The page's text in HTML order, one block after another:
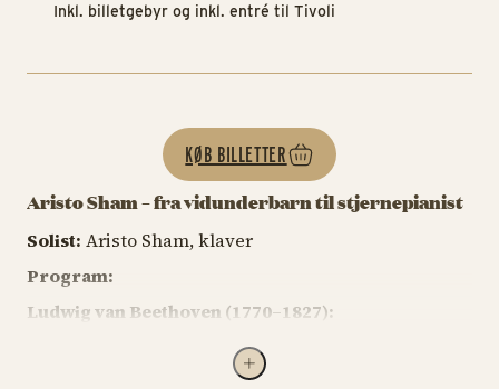
Aristo Sham – fra vidunderbarn til stjernepianist
Solist: Aristo Sham, klaver
Program:
Ludwig van Beethoven (1770–1827):
Klaversonate nr. 13 i Es-dur, op. 27 nr. 1 “Quasi una
Inkl. billetgebyr og inkl. entré til Tivoli
KØB BILLETTER